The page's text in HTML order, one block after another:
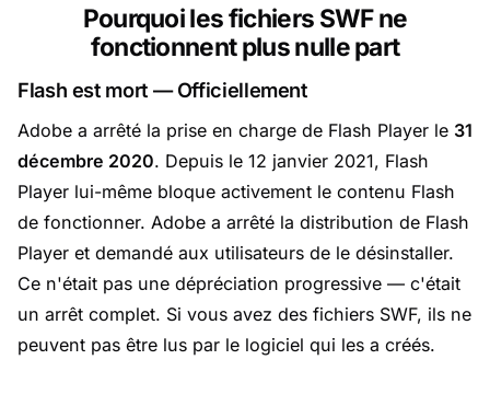
Pourquoi les fichiers SWF ne
fonctionnent plus nulle part
Flash est mort — Officiellement
Adobe a arrêté la prise en charge de Flash Player le 31
décembre 2020. Depuis le 12 janvier 2021, Flash
Player lui-même bloque activement le contenu Flash
de fonctionner. Adobe a arrêté la distribution de Flash
Player et demandé aux utilisateurs de le désinstaller.
Ce n'était pas une dépréciation progressive — c'était
un arrêt complet. Si vous avez des fichiers SWF, ils ne
peuvent pas être lus par le logiciel qui les a créés.